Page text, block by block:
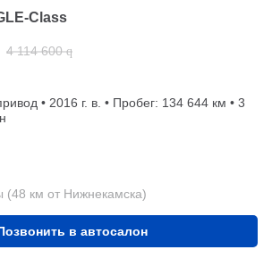
Class
4 114 600 q
• 2016 г. в. • Пробег: 134 644 км • 3
км от Нижнекамска)
в автосалон